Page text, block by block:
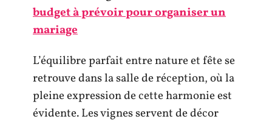
budget à prévoir pour organiser un
mariage
L’équilibre parfait entre nature et fête se
retrouve dans la salle de réception, où la
pleine expression de cette harmonie est
évidente. Les vignes servent de décor